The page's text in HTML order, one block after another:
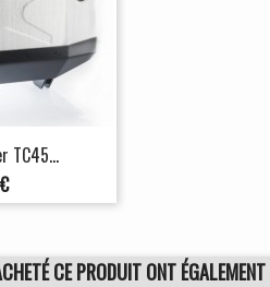
TC45...
CE PRODUIT ONT